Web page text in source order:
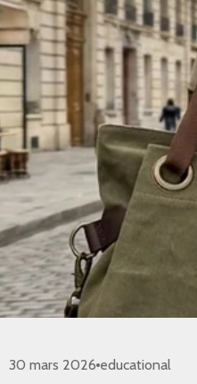
30 mars 2026 educational